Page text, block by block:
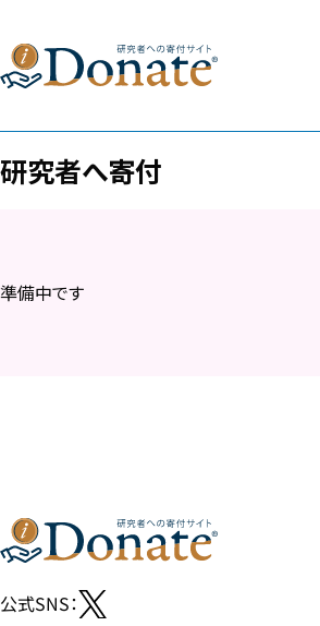
研究者へ寄付
準備中です
公式SNS：